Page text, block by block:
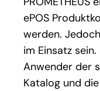
ePOS
werden.
im Einsatz
Anwender der
Katalog und